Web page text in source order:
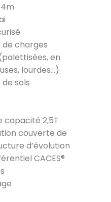
charges
en
lourdes…)
sols
capacité 2,5T
couverte de
d’évolution
CACES®